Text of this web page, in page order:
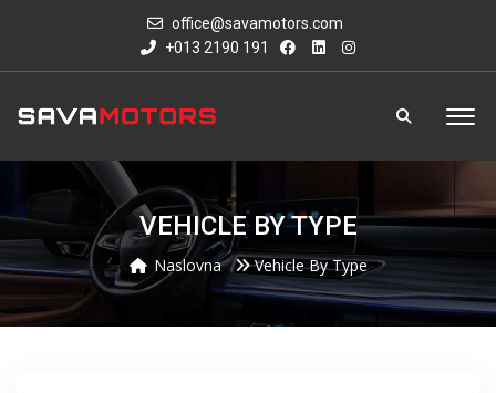
office@savamotors.com
+013 2190 191
VEHICLE BY TYPE
Naslovna Vehicle By Type